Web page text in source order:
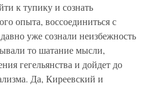
к тупику и сознать
опыта, воссоединиться с
уже сознали неизбежность
то шатание мысли,
гегельянства и дойдет до
Да, Киреевский и